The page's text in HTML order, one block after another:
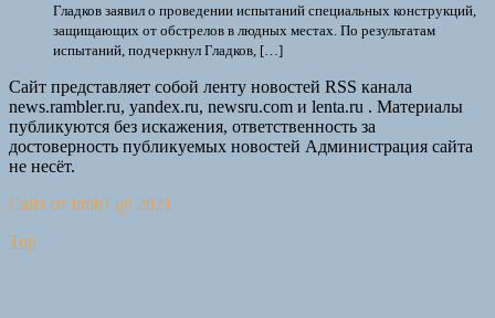
Гладков заявил о проведении испытаний специальных конструкций,
защищающих от обстрелов в людных местах. По результатам
испытаний, подчеркнул Гладков, […]
Сайт представляет собой ленту новостей RSS канала
news.rambler.ru, yandex.ru, newsru.com и lenta.ru . Материалы
публикуются без искажения, ответственность за
достоверность публикуемых новостей Администрация сайта
не несёт.
Сайт от bmb1 @ 2021
Top